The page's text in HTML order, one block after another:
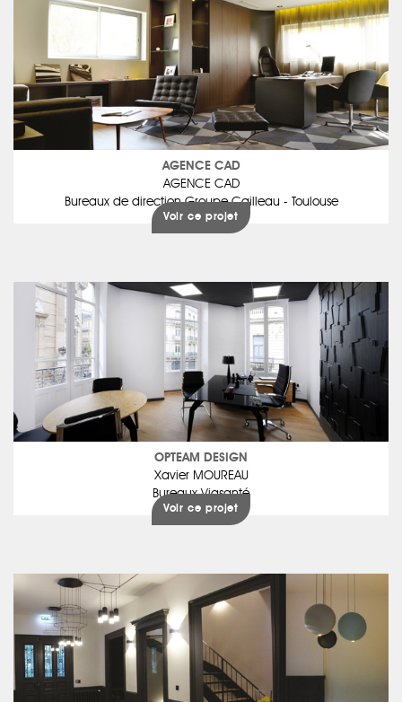
AGENCE CAD
AGENCE CAD
Bureaux de direction Groupe Cailleau - Toulouse
Voir ce projet
OPTEAM DESIGN
Xavier MOUREAU
Bureaux Viasanté
Voir ce projet